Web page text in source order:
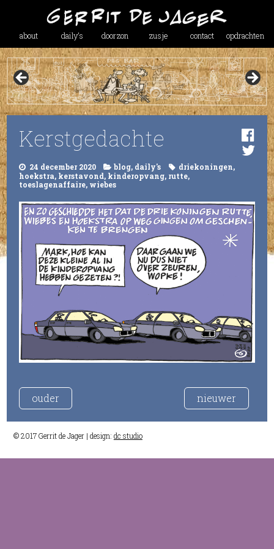
about daily’s doorzon zusje contact opdrachten
Kerstgedachte
24 december 2020 blog, daily's driekoningen,
hoekstra, kerstavond, kinderopvang, rutte,
toeslagenaffaire, wiebes
ouder nieuwer
© 2017 Gerrit de Jager | design: dc studio